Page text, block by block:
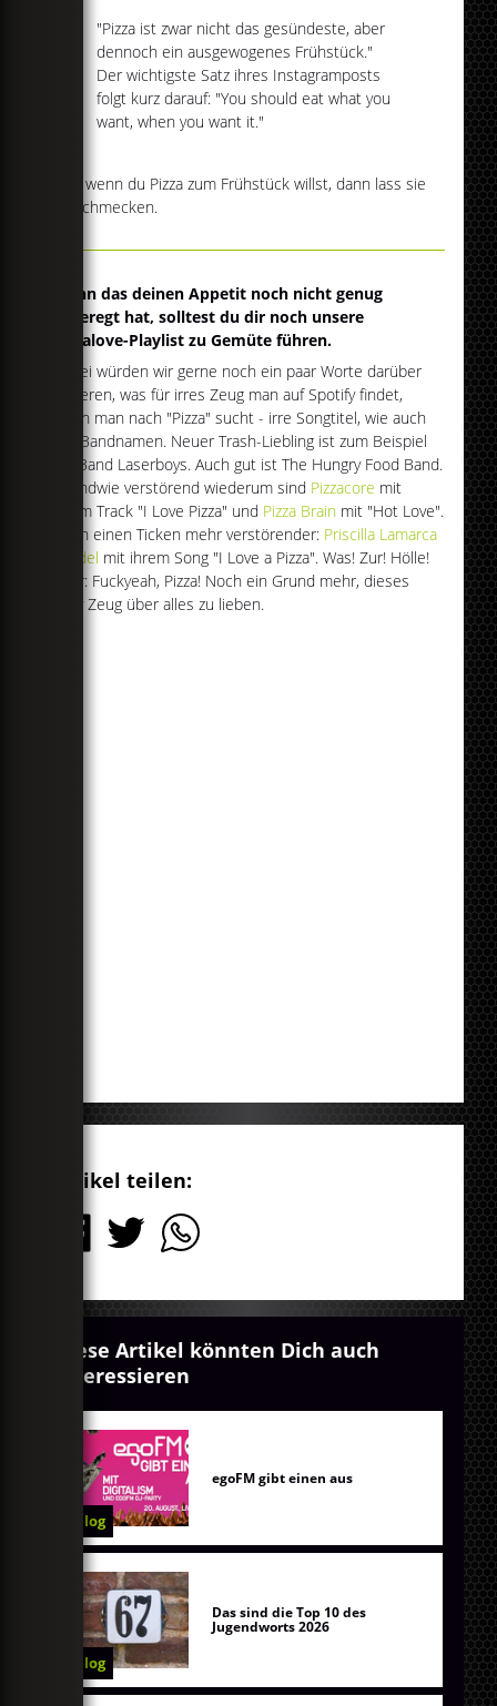
"Pizza ist zwar nicht das gesündeste, aber
dennoch ein ausgewogenes Frühstück."
Der wichtigste Satz ihres Instagramposts
folgt kurz darauf: "You should eat what you
want, when you want it."
Und wenn du Pizza zum Frühstück willst, dann lass sie
dir schmecken.
Wenn das deinen Appetit noch nicht genug
angeregt hat, solltest du dir noch unsere
Pizzalove-Playlist zu Gemüte führen.
Dabei würden wir gerne noch ein paar Worte darüber
verlieren, was für irres Zeug man auf Spotify findet,
wenn man nach "Pizza" sucht - irre Songtitel, wie auch
irre Bandnamen. Neuer Trash-Liebling ist zum Beispiel
die Band Laserboys. Auch gut ist The Hungry Food Band.
Irgendwie verstörend wiederum sind Pizzacore mit
ihrem Track "I Love Pizza" und Pizza Brain mit "Hot Love".
Noch einen Ticken mehr verstörender: Priscilla Lamarca
Kandel mit ihrem Song "I Love a Pizza". Was! Zur! Hölle!
Aber: Fuckyeah, Pizza! Noch ein Grund mehr, dieses
sexy Zeug über alles zu lieben.
Artikel teilen:
Diese Artikel könnten Dich auch
interessieren
Blog
egoFM gibt einen aus
Blog
Das sind die Top 10 des
Jugendworts 2026